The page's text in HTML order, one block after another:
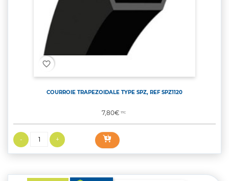
favorite_border
COURROIE TRAPEZOIDALE TYPE SPZ, REF SPZ1120
Prix
7,80€TTC